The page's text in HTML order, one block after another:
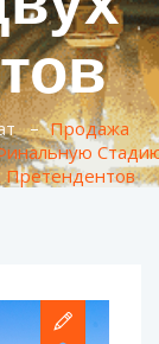
–Продажа
Претендентов